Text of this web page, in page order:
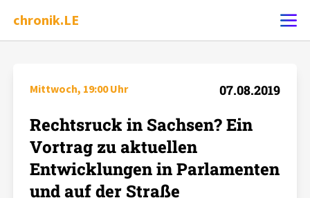
chronik.LE
Chronik
Dossiers
Mittwoch, 19:00 Uhr 07.08.2019
Rechtsruck in Sachsen? Ein
Vortrag zu aktuellen
Entwicklungen in Parlamenten
und auf der Straße